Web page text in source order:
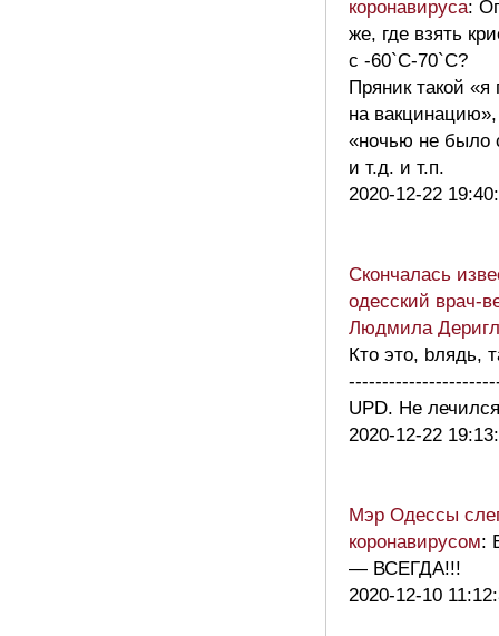
коронавируса:
же, где взять
с -60`C-70`C?
Пряник такой
на вакцинацию»,
«ночью не было
и т.д. и т.п.
2020-12-22
Скончалась
одесский врач-
Людмила
Кто это, bлядь,
UPD. Не
2020-12-22
Мэр Одессы
коронавирусом:
— ВСЕГДА!!!
2020-12-10